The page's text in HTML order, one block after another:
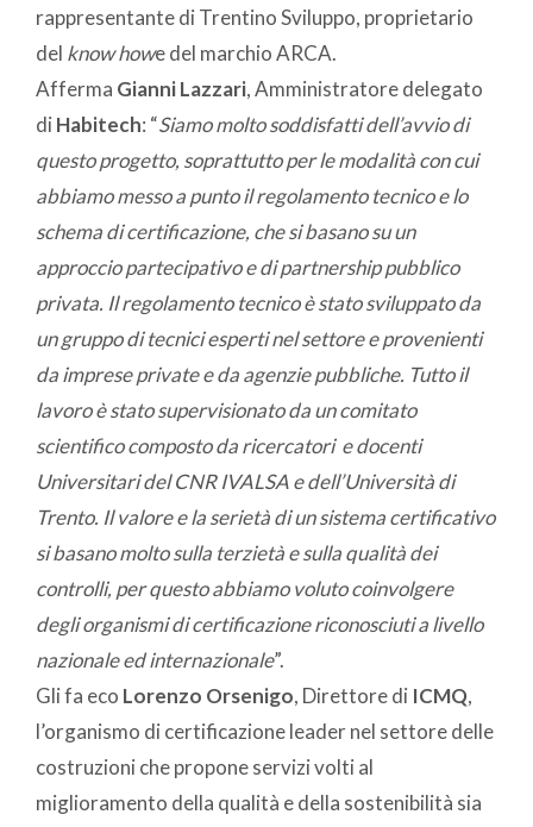
rappresentante di Trentino Sviluppo, proprietario
del know howe del marchio ARCA.
Afferma Gianni Lazzari, Amministratore delegato
di Habitech: “Siamo molto soddisfatti dell’avvio di
questo progetto, soprattutto per le modalità con cui
abbiamo messo a punto il regolamento tecnico e lo
schema di certificazione, che si basano su un
approccio partecipativo e di partnership pubblico
privata. Il regolamento tecnico è stato sviluppato da
un gruppo di tecnici esperti nel settore e provenienti
da imprese private e da agenzie pubbliche. Tutto il
lavoro è stato supervisionato da un comitato
scientifico composto da ricercatori e docenti
Universitari del CNR IVALSA e dell’Università di
Trento. Il valore e la serietà di un sistema certificativo
si basano molto sulla terzietà e sulla qualità dei
controlli, per questo abbiamo voluto coinvolgere
degli organismi di certificazione riconosciuti a livello
nazionale ed internazionale”.
Gli fa eco Lorenzo Orsenigo, Direttore di ICMQ,
l’organismo di certificazione leader nel settore delle
costruzioni che propone servizi volti al
miglioramento della qualità e della sostenibilità sia